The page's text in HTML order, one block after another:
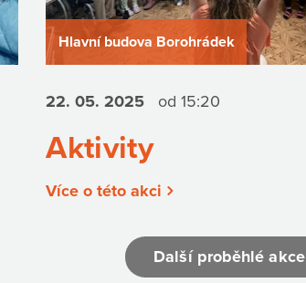
Hlavní budova Borohrádek
22. 05.2025 od 15:20
Aktivity
Více o této akci
Další proběhlé akce